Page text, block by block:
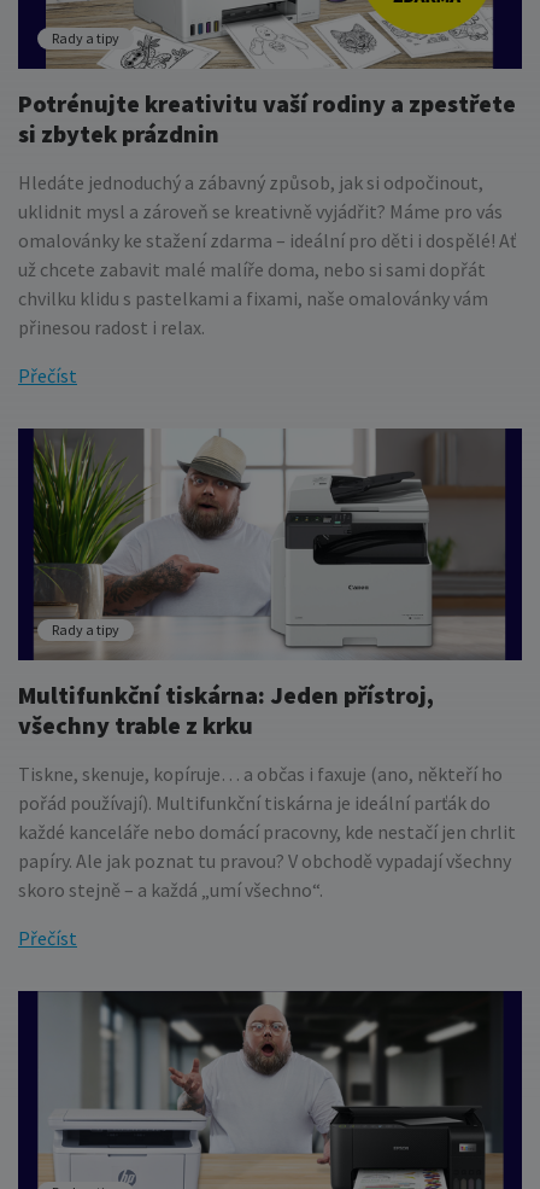
Rady a tipy
Potrénujte kreativitu vaší rodiny a zpestřete
si zbytek prázdnin
Hledáte jednoduchý a zábavný způsob, jak si odpočinout,
uklidnit mysl a zároveň se kreativně vyjádřit? Máme pro vás
omalovánky ke stažení zdarma – ideální pro děti i dospělé! Ať
už chcete zabavit malé malíře doma, nebo si sami dopřát
chvilku klidu s pastelkami a fixami, naše omalovánky vám
přinesou radost i relax.
Přečíst
Rady a tipy
Multifunkční tiskárna: Jeden přístroj,
všechny trable z krku
Tiskne, skenuje, kopíruje… a občas i faxuje (ano, někteří ho
pořád používají). Multifunkční tiskárna je ideální parťák do
každé kanceláře nebo domácí pracovny, kde nestačí jen chrlit
papíry. Ale jak poznat tu pravou? V obchodě vypadají všechny
skoro stejně – a každá „umí všechno“.
Přečíst